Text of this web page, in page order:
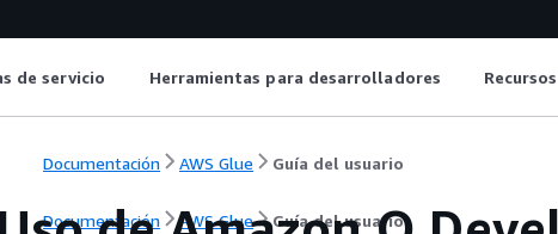
de servicio Herramientas para desarrolladores
Documentación AWS Glue Guía del usuario
Documentación AWS Glue Guía del usuario